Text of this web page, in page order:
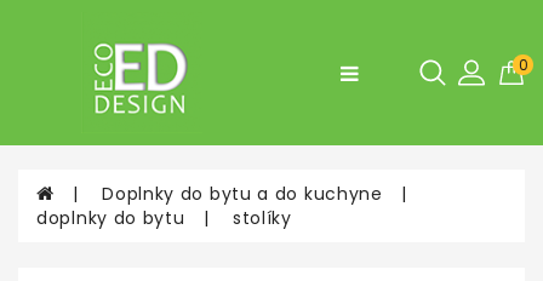
boxy
Doplnky
do
0
Doplnky do bytu a do kuchyne
doplnky do bytu
stolíky